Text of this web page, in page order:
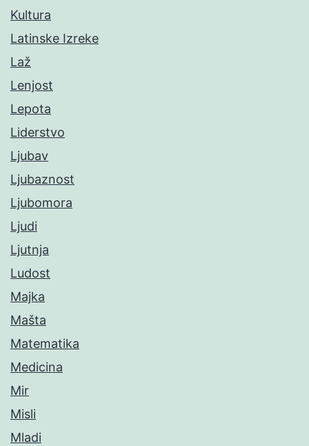
Kultura
Latinske Izreke
Laž
Lenjost
Lepota
Liderstvo
Ljubav
Ljubaznost
Ljubomora
Ljudi
Ljutnja
Ludost
Majka
Mašta
Matematika
Medicina
Mir
Misli
Mladi